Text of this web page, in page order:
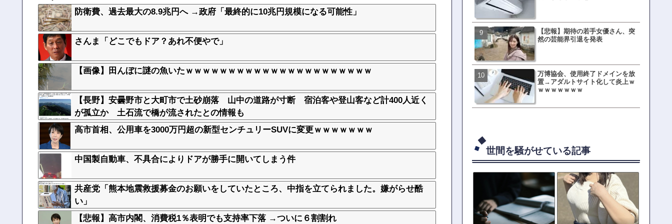
防衛費、過去最大の8.9兆円へ →政府「最終的に10兆円規模になる可能性」
さんま「どこでもドア？あれ不便やで」
【画像】田んぼに謎の魚いたｗｗｗｗｗｗｗｗｗｗｗｗｗｗｗｗｗｗｗｗｗｗ
【長野】安曇野市と大町市で土砂崩落 山中の道路が寸断 宿泊客や登山客など計400人近く
が孤立か 土石流で橋が流されたとの情報も
高市首相、公用車を3000万円超の新型センチュリーSUVに変更ｗｗｗｗｗｗｗ
中国製自動車、不具合によりドアが勝手に開いてしまう件
共産党「熊本地震救援募金のお願いをしていたところ、中指を立てられました。嫌がらせ酷
い」
【悲報】高市内閣、消費税1％表明でも支持率下落 →ついに６割割れ
【悲報】期待の若手女優さん、突
然の芸能界引退を発表
万博協会、使用終了ドメインを放
置→アダルトサイト化して炎上ｗ
ｗｗｗｗｗｗｗ
元TOKIO山口達也、家賃3.4
の新居を公開ｗｗｗｗｗｗ
母親「息子の借りた本が心
真をSNS投稿→司書らから
世間を騒がせている記事